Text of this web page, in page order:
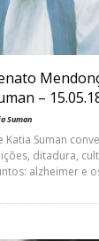
–
Suman
Katia Suman
ditadura,
alzheimer e